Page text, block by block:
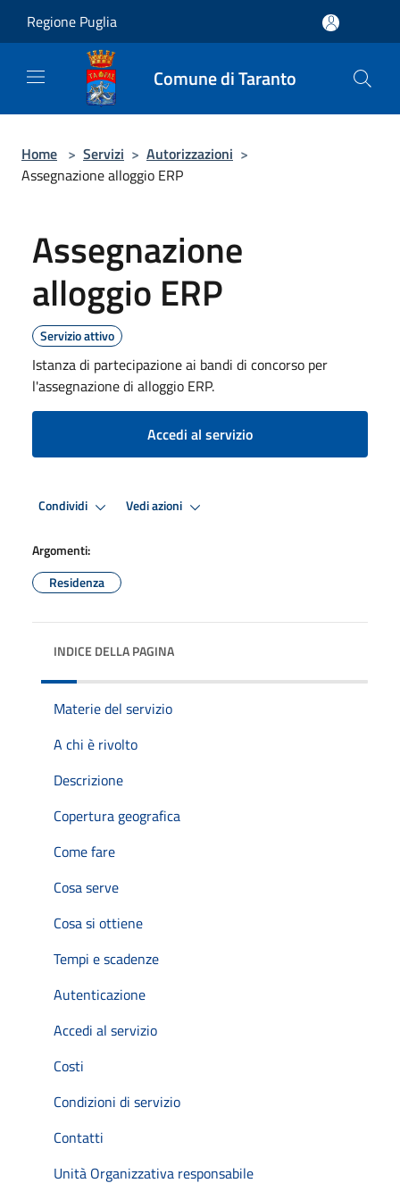
Regione Puglia
Comune di Taranto
Home > Servizi > Autorizzazioni >
Assegnazione alloggio ERP
Assegnazione
alloggio ERP
Servizio attivo
Istanza di partecipazione ai bandi di concorso per
l'assegnazione di alloggio ERP.
Accedi al servizio
Condividi Vedi azioni
Argomenti:
Residenza
INDICE DELLA PAGINA
Materie del servizio
A chi è rivolto
Descrizione
Copertura geografica
Come fare
Cosa serve
Cosa si ottiene
Tempi e scadenze
Autenticazione
Accedi al servizio
Costi
Condizioni di servizio
Contatti
Unità Organizzativa responsabile